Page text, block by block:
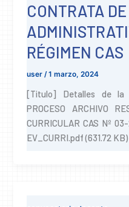
CONTRATA
RÉGIMEN CAS
user /1 marzo, 2024
[Titulo] Detalles de la
PROCESO ARCHIVO
CURRICULAR CAS Nº
EV_CURRI.pdf (631.72